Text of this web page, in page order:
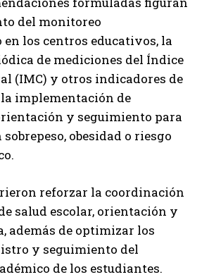
del monitoreo
los centros educativos, la
de mediciones del Índice
(IMC) y otros indicadores de
implementación de
y seguimiento para
obesidad o riesgo
reforzar la coordinación
salud escolar, orientación y
además de optimizar los
y seguimiento del
de los estudiantes.